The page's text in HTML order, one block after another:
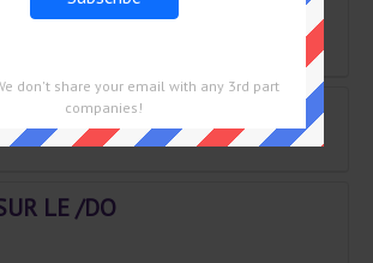
LE /DO
don't share your email with any 3rd part
companies!